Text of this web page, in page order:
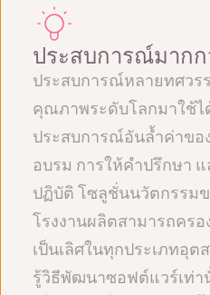
ประสบการณ์มากก
ประสบการณ์หลายทศวร
คุณภาพระดับโลกมาใช้ไ
ประสบการณ์อันล้ำค่าขอ
อบรม การให้คำปรึกษา
ปฏิบัติ โซลูชั่นนวัตกรรมข
โรงงานผลิตสามารถคร
เป็นเลิศในทุกประเภทอุต
รู้วิธีพัฒนาซอฟต์แวร์เท่า